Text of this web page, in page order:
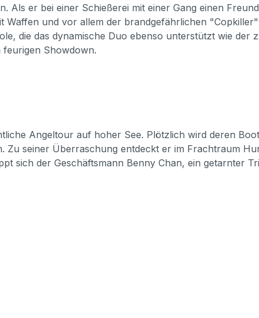
er bei einer Schießerei mit einer Gang einen
Waffen und vor allem der brandgefährlichen
die das dynamische Duo ebenso unterstützt wie der
feurigen Showdown.
Angeltour auf hoher See. Plötzlich wird deren
seiner Überraschung entdeckt er im Frachtraum
sich der Geschäftsmann Benny Chan, ein getarnter